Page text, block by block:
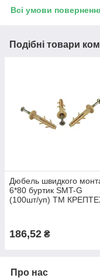
Всі умови
Подібні товари
Дюбель швидкого
6*80 буртик SMT-G
(100шт/уп) ТМ
186,52 ₴
Про нас